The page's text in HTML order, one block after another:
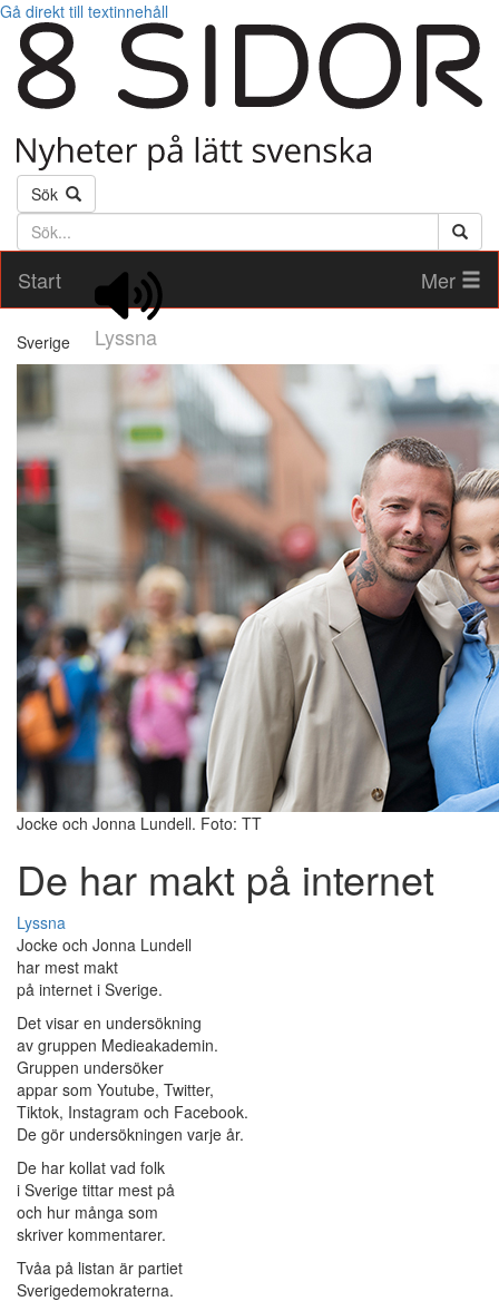
Gå direkt till textinnehåll
Sök
Söktext
Start
Lyssna
Mer
Sverige
Jocke och Jonna Lundell. Foto: TT
De har makt på internet
Lyssna
Jocke och Jonna Lundell
har mest makt
på internet i Sverige.
Det visar en undersökning
av gruppen Medieakademin.
Gruppen undersöker
appar som Youtube, Twitter,
Tiktok, Instagram och Facebook.
De gör undersökningen varje år.
De har kollat vad folk
i Sverige tittar mest på
och hur många som
skriver kommentarer.
Tvåa på listan är partiet
Sverigedemokraterna.